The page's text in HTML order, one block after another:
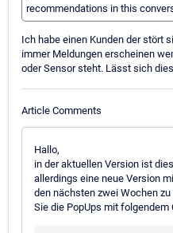
recommendations in this
Ich habe einen Kunden der stört
immer Meldungen erscheinen
oder Sensor steht. Lässt sich
Article Comments
Hallo,
in der aktuellen Version ist
allerdings eine neue Version
den nächsten zwei Wochen
Sie die PopUps mit folgendem